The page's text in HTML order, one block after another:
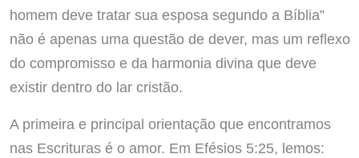
homem deve tratar sua esposa segundo a Bíblia”
não é apenas uma questão de dever, mas um reflexo
do compromisso e da harmonia divina que deve
existir dentro do lar cristão.
A primeira e principal orientação que encontramos
nas Escrituras é o amor. Em Efésios 5:25, lemos: